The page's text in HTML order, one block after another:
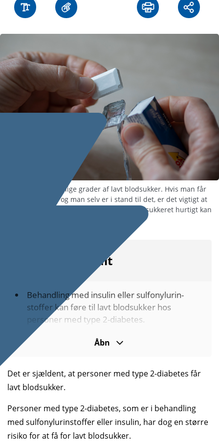
Der findes forskellige grader af lavt blodsukker. Hvis man får
lavt blodsukker, og man selv er i stand til det, er det vigtigt at
indtage nogle hurtige kulhydrater, så blodsukkeret hurtigt kan
Kort fortalt
Åbn
Behandling med insulin eller sulfonyl­urin­
stoffer kan føre til lavt blod­sukker hos
personer med type 2-diabetes.
Lavt blodsukker kan give
hoved­pine, sult, rysten og forvir­ring.
insulin, fysisk aktivitet, alkohol, forkert
injektions­teknik eller medicin­interaktioner.
Der findes forskellige grader af lavt blod­
sukker, der alle skalbehandles forskel­ligt
Det er sjældent, at personer med type 2-diabetes får
lavt blodsukker.
Personer med type 2-diabetes, som er i behandling
med sulfonylurinstoffer eller insulin, har dog en større
risiko for at få for lavt blodsukker.